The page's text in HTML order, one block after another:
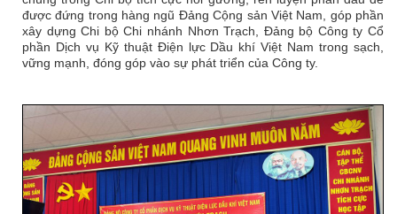
được đứng trong hàng ngũ Đảng Cộng sản Việt Nam, góp phần
xây dựng Chi bộ Chi nhánh Nhơn Trạch, Đảng bộ Công ty Cổ
phần Dịch vụ Kỹ thuật Điện lực Dầu khí Việt Nam trong sạch,
vững mạnh, đóng góp vào sự phát triển của Công ty.